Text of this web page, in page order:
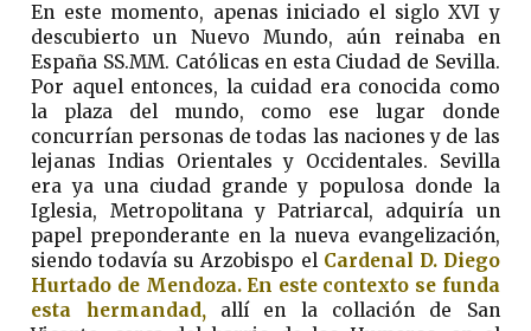
En este momento, apenas iniciado el siglo XVI y
descubierto un Nuevo Mundo, aún reinaba en
España SS.MM. Católicas en esta Ciudad de Sevilla.
Por aquel entonces, la cuidad era conocida como
la plaza del mundo, como ese lugar donde
concurrían personas de todas las naciones y de las
lejanas Indias Orientales y Occidentales. Sevilla
era ya una ciudad grande y populosa donde la
Iglesia, Metropolitana y Patriarcal, adquiría un
papel preponderante en la nueva evangelización,
siendo todavía su Arzobispo el Cardenal D. Diego
Hurtado de Mendoza. En este contexto se funda
esta hermandad,allí en la collación de San